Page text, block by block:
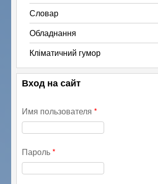
Словар
Обладнання
Кліматичний гумор
Вход на сайт
Имя пользователя*
Пароль*